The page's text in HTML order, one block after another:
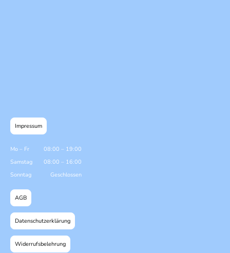
Impressum
Mo – Fr 08:00 – 19:00
Samstag
08:00 – 16:00
Sonntag
Geschlossen
AGB
Datenschutzerklärung
Widerrufsbelehrung